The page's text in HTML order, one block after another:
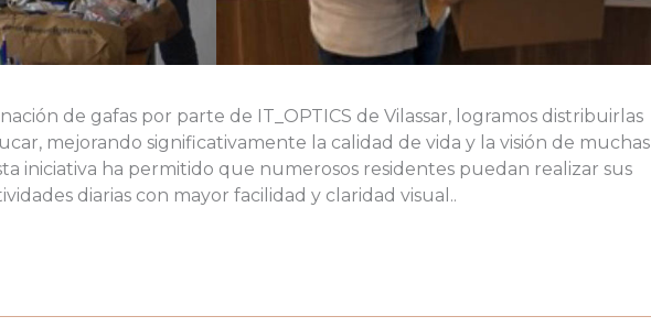
de gafas por parte de IT_OPTICS de Vilassar, logramos distribuirlas
mejorando significativamente la calidad de vida y la visión de muchas
iniciativa ha permitido que numerosos residentes puedan realizar sus
diarias con mayor facilidad y claridad visual..